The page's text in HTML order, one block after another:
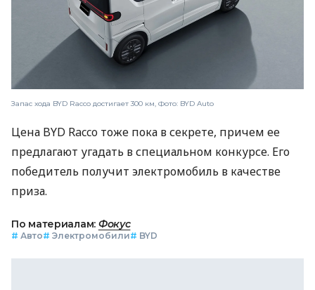
Запас хода BYD Racco достигает 300 км, Фото: BYD Auto
Цена BYD Racco тоже пока в секрете, причем ее
предлагают угадать в специальном конкурсе. Его
победитель получит электромобиль в качестве
приза.
По материалам: Фокус
# Авто# Электромобили# BYD